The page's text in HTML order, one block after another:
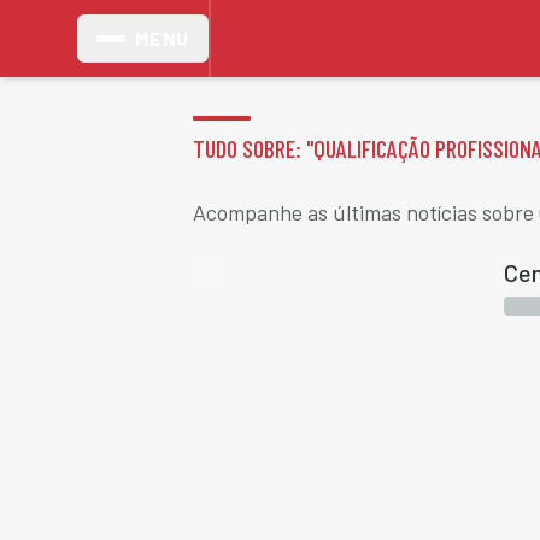
TUDO SOBRE: "QUALIFICAÇÃO
Acompanhe as últimas notícias